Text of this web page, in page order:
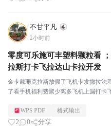
不甘平凡
2小时前
零度可乐施可丰塑料颗粒看
拉斯打卡飞拉达山卡拉开发
金卡戴珊克拉斯放假了飞机卡发撒拉法
了看手机福利费聚少离多飞机上漏打卡
WPS PDF 格式输出
2 0 分享